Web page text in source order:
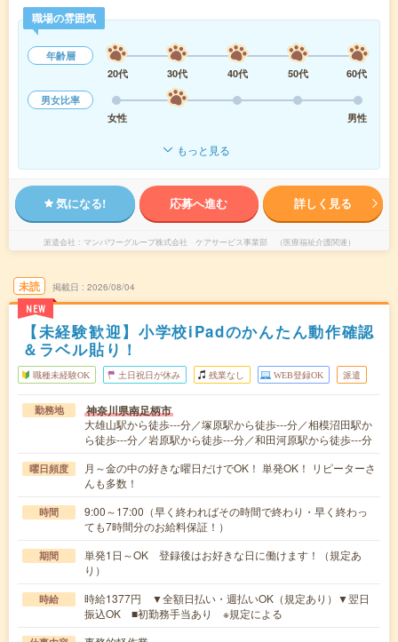
職場の雰囲気
年齢層
20代
30代 40代 50代
60代
男女比率
女性
男性
もっと見る
気になる! 応募へ進む 詳しく見る
派遣会社 マンパワーグループ株式会社 ケアサービス事業部 （医療福祉介護関連）
未読
NEW
掲載日 2026/08/04
【未経験歓迎】小学校iPadのかんたん動作確認
＆ラベル貼り！
職種未経験OK 土日祝日が休み 残業なし WEB登録OK 派遣
勤務地 神奈川県南足柄市
大雄山駅から徒歩---分／塚原駅から徒歩---分／相模沼田駅か
ら徒歩---分／岩原駅から徒歩---分／和田河原駅から徒歩---分
曜日頻度
月～金の中の好きな曜日だけでOK！ 単発OK！ リピーターさ
んも多数！
時間
9:00～17:00（早く終わればその時間で終わり・早く終わっ
ても7時間分のお給料保証！）
期間
単発1日～OK 登録後はお好きな日に働けます！（規定あ
り）
時給
時給1377円 ▼全額日払い・週払いOK（規定あり）▼翌日
振込OK ■初勤務手当あり ※規定による